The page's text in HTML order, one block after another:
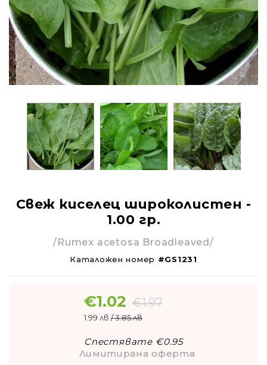
Свеж киселец широколистен -
1.00 гр.
/Rumex acetosa Broadleaved/
Каталожен номер #GS1231
€1.02 €1.97
1.99 лв / 3.85 лв
Спестявате €0.95
Лимитирана оферта